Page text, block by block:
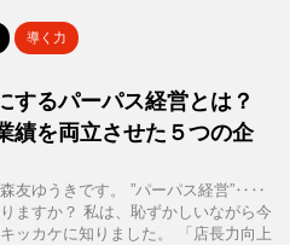
導く力
するパーパス経営とは？
績を両立させた５つの企
友ゆうきです。 ”パーパス経営”‥‥
ますか？ 私は、恥ずかしいながら今
ッカケに知りました。 「店長力向上